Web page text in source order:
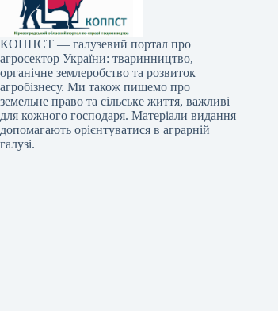
КОППСТ — галузевий портал про
агросектор України: тваринництво,
органічне землеробство та розвиток
агробізнесу. Ми також пишемо про
земельне право та сільське життя, важливі
для кожного господаря. Матеріали видання
допомагають орієнтуватися в аграрній
галузі.